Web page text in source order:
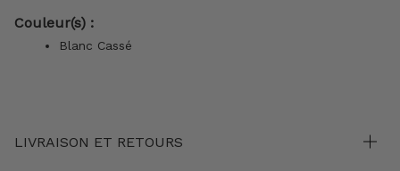
Couleur(s) :
Blanc Cassé
LIVRAISON ET RETOURS